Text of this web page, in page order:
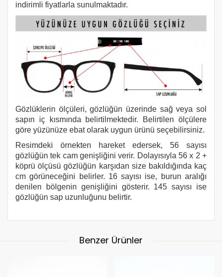
indirimli fiyatlarla sunulmaktadır.
Gözlüklerin ölçüleri, gözlüğün üzerinde sağ veya sol
sapın iç kısmında belirtilmektedir. Belirtilen ölçülere
göre yüzünüze ebat olarak uygun ürünü seçebilirsiniz.
Resimdeki örnekten hareket edersek, 56 sayısı
gözlüğün tek cam genişliğini verir. Dolayısıyla 56 x 2 +
köprü ölçüsü gözlüğün karşıdan size bakıldığında kaç
cm görüneceğini belirler. 16 sayısı ise, burun aralığı
denilen bölgenin genişliğini gösterir. 145 sayısı ise
gözlüğün sap uzunluğunu belirtir.
Benzer Ürünler